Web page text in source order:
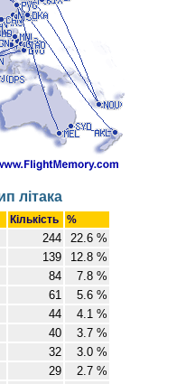
літака
Кількість %
244
22.6 %
139
12.8 %
84
7.8 %
61
5.6 %
44
4.1 %
40
3.7 %
32
3.0 %
29
2.7 %